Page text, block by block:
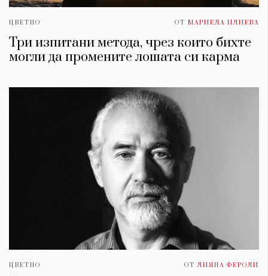
ЦВЕТНО ОТ МАРИЕЛА ИЛИЕВА
Три изпитани метода, чрез които бихте
могли да промените лошата си карма
ЦВЕТНО ОТ ЛИЯНА ФЕРОЛИ